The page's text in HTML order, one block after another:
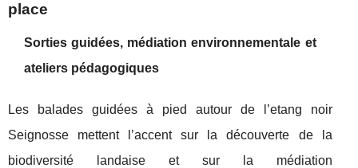
place
Sorties guidées, médiation environnementale et
ateliers pédagogiques
Les balades guidées à pied autour de l’etang noir
Seignosse mettent l’accent sur la découverte de la
biodiversité landaise et sur la médiation